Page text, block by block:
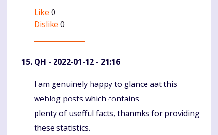
Like 0
Dislike 0
QH - 2022-01-12 - 21:16
Komentaras
I am genuinely happy to glance aat this
weblog posts which contains
plenty of usefful facts, thanmks for providing
these statistics.